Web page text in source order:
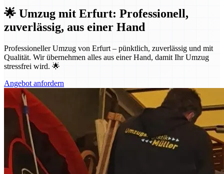
🌟 Umzug mit Erfurt: Professionell,
zuverlässig, aus einer Hand
Professioneller Umzug von Erfurt – pünktlich, zuverlässig und mit
Qualität. Wir übernehmen alles aus einer Hand, damit Ihr Umzug
stressfrei wird. 🌟
Angebot anfordern